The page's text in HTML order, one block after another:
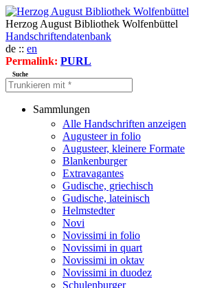
Herzog August Bibliothek Wolfenbüttel
Handschriftendatenbank
de :: en
Permalink: PURL
Suche
Sammlungen
Alle Handschriften anzeigen
Augusteer in folio
Augusteer, kleinere Formate
Blankenburger
Extravagantes
Gudische, griechisch
Gudische, lateinisch
Helmstedter
Novi
Novissimi in folio
Novissimi in quart
Novissimi in oktav
Novissimi in duodez
Schulenburger